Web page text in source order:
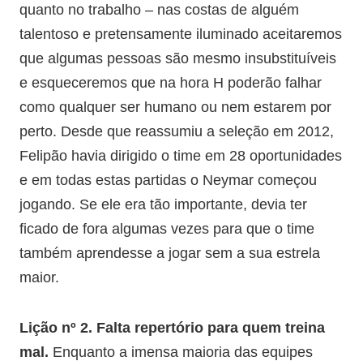
quanto no trabalho – nas costas de alguém
talentoso e pretensamente iluminado aceitaremos
que algumas pessoas são mesmo insubstituíveis
e esqueceremos que na hora H poderão falhar
como qualquer ser humano ou nem estarem por
perto. Desde que reassumiu a seleção em 2012,
Felipão havia dirigido o time em 28 oportunidades
e em todas estas partidas o Neymar começou
jogando. Se ele era tão importante, devia ter
ficado de fora algumas vezes para que o time
também aprendesse a jogar sem a sua estrela
maior.
Lição nº 2. Falta repertório para quem treina
mal. Enquanto a imensa maioria das equipes